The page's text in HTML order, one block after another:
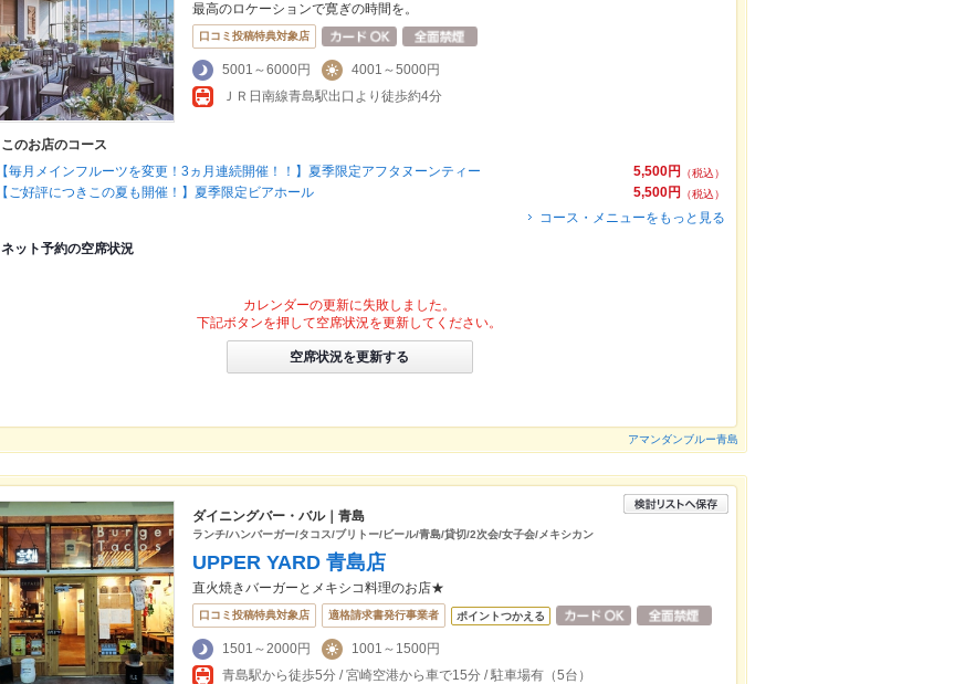
最高のロケーションで寛ぎの時間を。
口コミ投稿特典対象店
5001～6000円
4001～5000円
ＪＲ日南線青島駅出口より徒歩約4分
このお店のコース
5,500円
（税込）
【毎月メインフルーツを変更！3ヵ月連続開催！！】夏季限定アフタヌーンティー
5,500円
（税込）
【ご好評につきこの夏も開催！】夏季限定ビアホール
コース・メニューをもっと見る
ネット予約の空席状況
カレンダーの更新に失敗しました。
下記ボタンを押して空席状況を更新してください。
空席状況を更新する
アマンダンブルー青島
ダイニングバー・バル｜青島
ランチ/ハンバーガー/タコス/ブリトー/ビール/青島/貸切/2次会/女子会/メキシカン
UPPER YARD 青島店
直火焼きバーガーとメキシコ料理のお店★
口コミ投稿特典対象店 適格請求書発行事業者 ポイントつかえる
1501～2000円
1001～1500円
青島駅から徒歩5分 / 宮崎空港から車で15分 / 駐車場有（5台）